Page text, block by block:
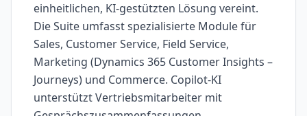
einheitlichen, KI-gestützten Lösung vereint.
Die Suite umfasst spezialisierte Module für
Sales, Customer Service, Field Service,
Marketing (Dynamics 365 Customer Insights –
Journeys) und Commerce. Copilot-KI
unterstützt Vertriebsmitarbeiter mit